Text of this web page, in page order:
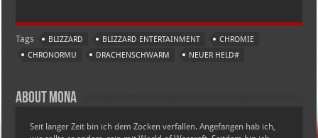
Tags BLIZZARD BLIZZARD ENTERTAINMENT
CHROMIE
CHRONORMU
DRACHENSCHWARM NEUER HELD#
About Mona
Seit langer Zeit bin ich dem Zocken verfallen. Angefangen hab ich,